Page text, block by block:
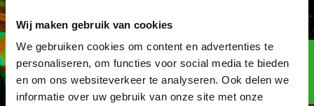
Wij maken gebruik van cookies
We gebruiken cookies om content en advertenties te
personaliseren, om functies voor social media te bieden
en om ons websiteverkeer te analyseren. Ook delen we
informatie over uw gebruik van onze site met onze
Per Spoor
Elf-elf
over
97